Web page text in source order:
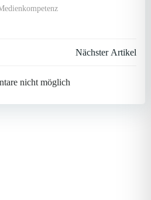
navigation
Nächster Artikel
nicht möglich